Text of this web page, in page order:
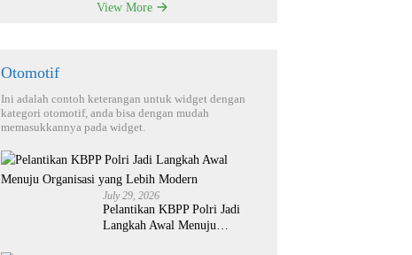
View More
Otomotif
Ini adalah contoh keterangan untuk widget dengan
kategori otomotif, anda bisa dengan mudah
memasukkannya pada widget.
July 29, 2026
Pelantikan KBPP Polri Jadi
Langkah Awal Menuju